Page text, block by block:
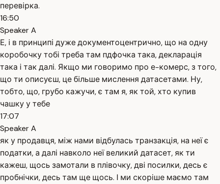
перевірка.
16:50
Speaker A
Е, і в принципі дуже документоцентрично, що на одну
коробочку тобі треба там пдфочка така, декларація
така і так далі. Якщо ми говоримо про е-комерс, з того,
що ти описуєш, це більше мислення датасетами. Ну,
тобто, що, грубо кажучи, є там я, як той, хто купив
чашку у тебе
17:07
Speaker A
як у продавця, між нами відбулась транзакція, на неї є
податки, а далі навколо неї великий датасет, як ти
кажеш, щось замотали в плівочку, дві посилки, десь є
пробнічки, десь там ще щось. І ми скоріше маємо там